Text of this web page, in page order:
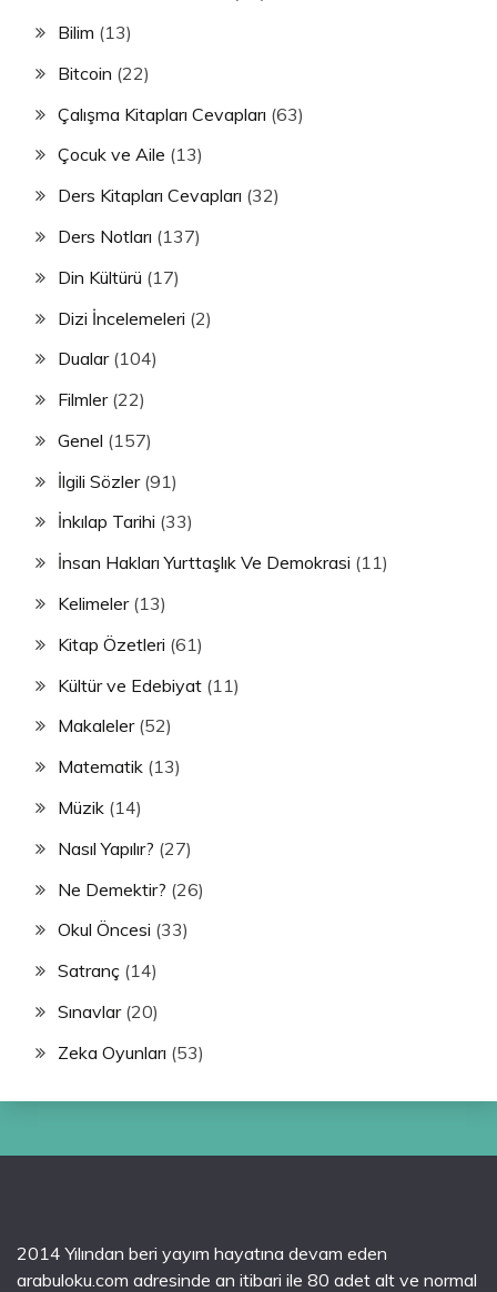
Bilim (13)
Bitcoin (22)
Çalışma Kitapları Cevapları (63)
Çocuk ve Aile (13)
Ders Kitapları Cevapları (32)
Ders Notları (137)
Din Kültürü (17)
Dizi İncelemeleri (2)
Dualar(104)
Filmler(22)
Genel (157)
İlgili Sözler(91)
İnkılap Tarihi (33)
İnsan Hakları Yurttaşlık Ve Demokrasi (11)
Kelimeler(13)
Kitap Özetleri (61)
Kültür ve Edebiyat (11)
Makaleler(52)
Matematik (13)
Müzik (14)
Nasıl Yapılır? (27)
Ne Demektir? (26)
Okul Öncesi (33)
Satranç (14)
Sınavlar(20)
Zeka Oyunları (53)
2014 Yılından beri yayım hayatına devam eden
arabuloku.com adresinde an itibari ile 80 adet alt ve normal